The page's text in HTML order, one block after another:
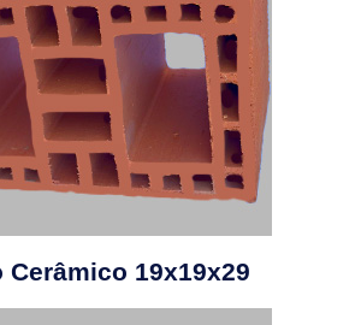
Cerâmico 19x19x29